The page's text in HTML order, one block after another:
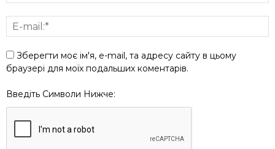
Зберегти моє ім'я, e-mail, та адресу сайту в цьому
браузері для моїх подальших коментарів.
Введіть Символи Нижче: